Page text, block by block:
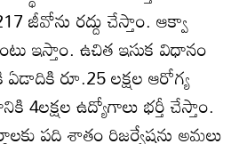
జీవోను రద్దు చేస్తాం. ఆక్వా
ఇస్తాం. ఉచిత ఇసుక విధానం
ఏడాదికి రూ.25 లక్షల ఆరోగ్య
ఉద్యోగాలు భర్తీ చేస్తాం.
పది శాతం రిజర్వేషన్లు అమలు